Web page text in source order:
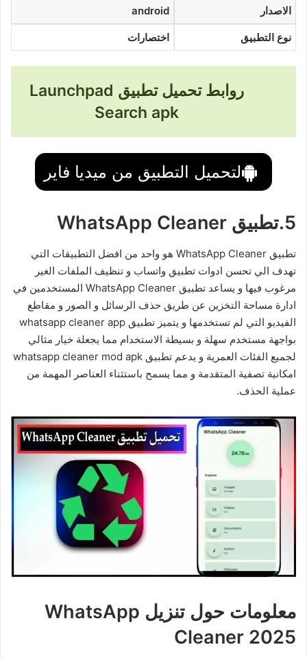
الاصدار android
نوع التطبيق اختصارات
روابط تحميل تطبيق Launchpad
Search apk
لتحميل التطبيق من ميديا فاير
5.تطبيق WhatsApp Cleaner
تطبيق WhatsApp Cleaner هو واحد من افضل التطبيقات التي
تهدف الي تحسن ادوات تطبيق واتساب و تنظيف الملفات الغير
مرغوب فيها و يساعد تطبيق WhatsApp Cleaner المستخدمين في
ادارة مساحة التخزين عن طريق حذف الرسائل و الصور و مقاطع
الفيديو التي لم تستخدمها و يتميز تطبيق whatsapp cleaner app
بواجهة مستخدم سهلة و بسيطة الاستخدام مما يجعلة خيار مثالي
لجميع الفئات العمرية و يدعم تطبيق whatsapp cleaner mod apk
امكانية تصفية المتقدمة و مما يسمح باستثناء العناصر المهمة من
عملية الحذف.
معلومات حول تنزيل WhatsApp
Cleaner 2025